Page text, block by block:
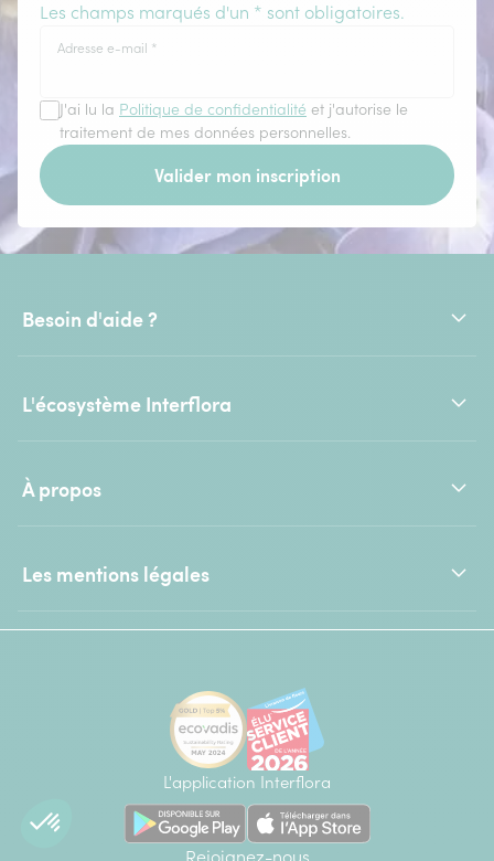
Les champs marqués d'un * sont obligatoires.
Adresse e-mail *
J'ai lu la Politique de confidentialité et j'autorise le
traitement de mes données personnelles.
Valider mon inscription
Besoin d'aide ?
L'écosystème Interflora
À propos
Les mentions légales
L'application Interflora
Rejoignez-nous